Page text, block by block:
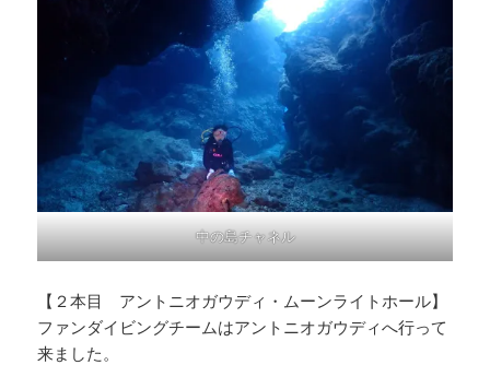
中の島チャネル
【２本目 アントニオガウディ・ムーンライトホール】
ファンダイビングチームはアントニオガウディへ行って
来ました。